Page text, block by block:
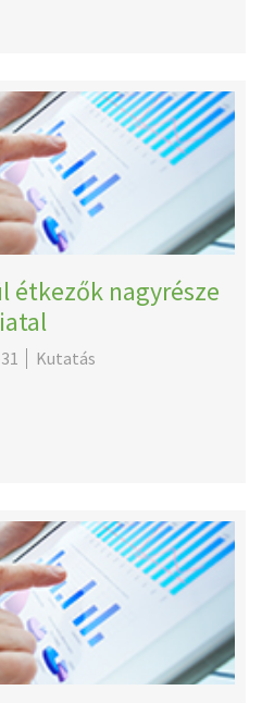
étkezők nagyrésze
Kutatás